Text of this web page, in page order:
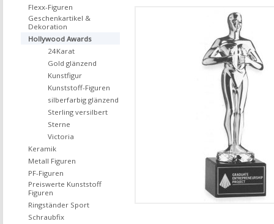
Flexx-Figuren
Geschenkartikel &
Dekoration
Hollywood Awards
24Karat
Gold glänzend
Kunstfigur
Kunststoff-Figuren
silberfarbig glänzend
Sterling versilbert
Sterne
Victoria
Keramik
Metall Figuren
PF-Figuren
Preiswerte Kunststoff
Figuren
Ringständer Sport
Schraubfix